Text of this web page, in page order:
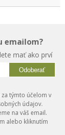
emailom?
mať ako prví
Odoberať
týmto účelom v
údajov.
na váš email.
alebo kliknutím